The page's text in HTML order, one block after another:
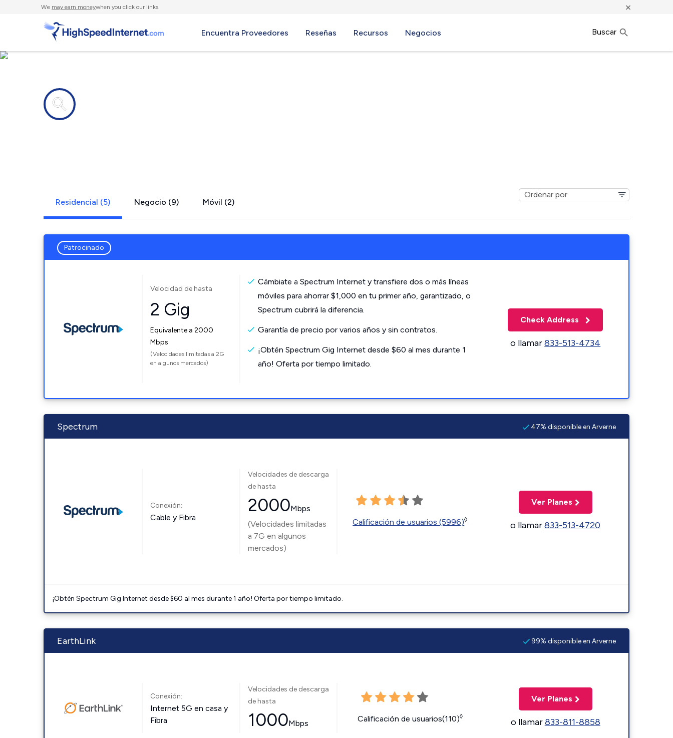
We may earn moneywhen you click our links. ×
Encuentra Proveedores Reseñas Recursos Negocios Buscar
Residencial (5) Negocio (9) Móvil (2)
Patrocinado
Velocidad de hasta
2 Gig
Equivalente a 2000
Mbps
(Velocidades limitadas a 2G
en algunos mercados)
Cámbiate a Spectrum Internet y transfiere dos o más líneas
móviles para ahorrar $1,000 en tu primer año, garantizado, o
Spectrum cubrirá la diferencia.
Garantía de precio por varios años y sin contratos.
¡Obtén Spectrum Gig Internet desde $60 al mes durante 1
año! Oferta por tiempo limitado.
Check Address
o llamar833-513-4734
Spectrum 47% disponible en Arverne
Conexión:
Cable y Fibra
Velocidades de descarga
de hasta
2000Mbps
(Velocidades limitadas
a 7G en algunos
mercados)
Calificación de usuarios (5996)◊
Ver Planes
o llamar833-513-4720
¡Obtén Spectrum Gig Internet desde $60 al mes durante 1 año! Oferta por tiempo limitado.
EarthLink 99% disponible en Arverne
Conexión:
Internet 5G en casa y
Fibra
Velocidades de descarga
de hasta
1000Mbps Calificación de usuarios(110)◊
Ver Planes
o llamar833-811-8858